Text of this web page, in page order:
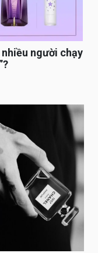
người chạy